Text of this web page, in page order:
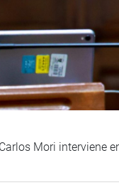
Mori interviene